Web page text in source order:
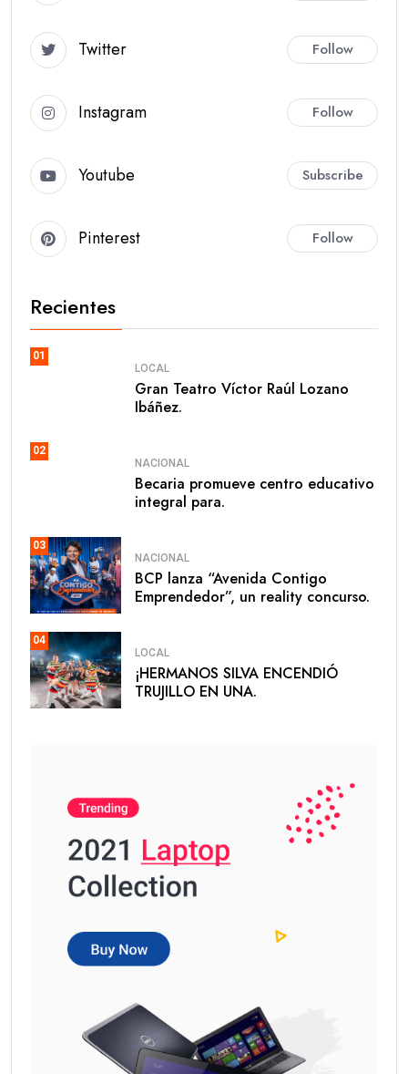
Twitter Follow
Instagram Follow
Youtube Subscribe
Pinterest Follow
Recientes
01
LOCAL
Gran Teatro Víctor Raúl Lozano
Ibáñez.
02
NACIONAL
Becaria promueve centro educativo
integral para.
03
NACIONAL
BCP lanza “Avenida Contigo
Emprendedor”, un reality concurso.
04
LOCAL
​¡HERMANOS SILVA ENCENDIÓ
TRUJILLO EN UNA.